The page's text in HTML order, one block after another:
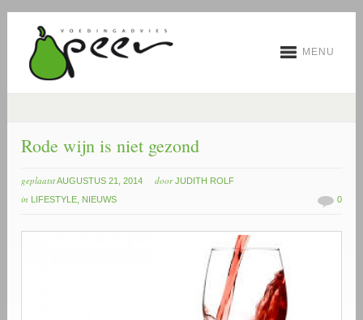
MENU
Rode wijn is niet gezond
geplaatstAUGUSTUS 21, 2014 door JUDITH ROLF
in LIFESTYLE NIEUWS 0